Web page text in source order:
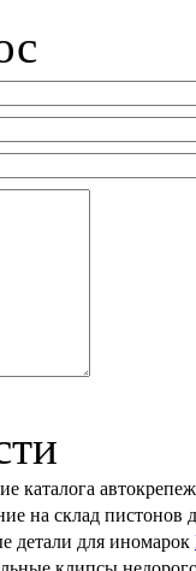
каталога
на склад пистонов
детали для иномарок